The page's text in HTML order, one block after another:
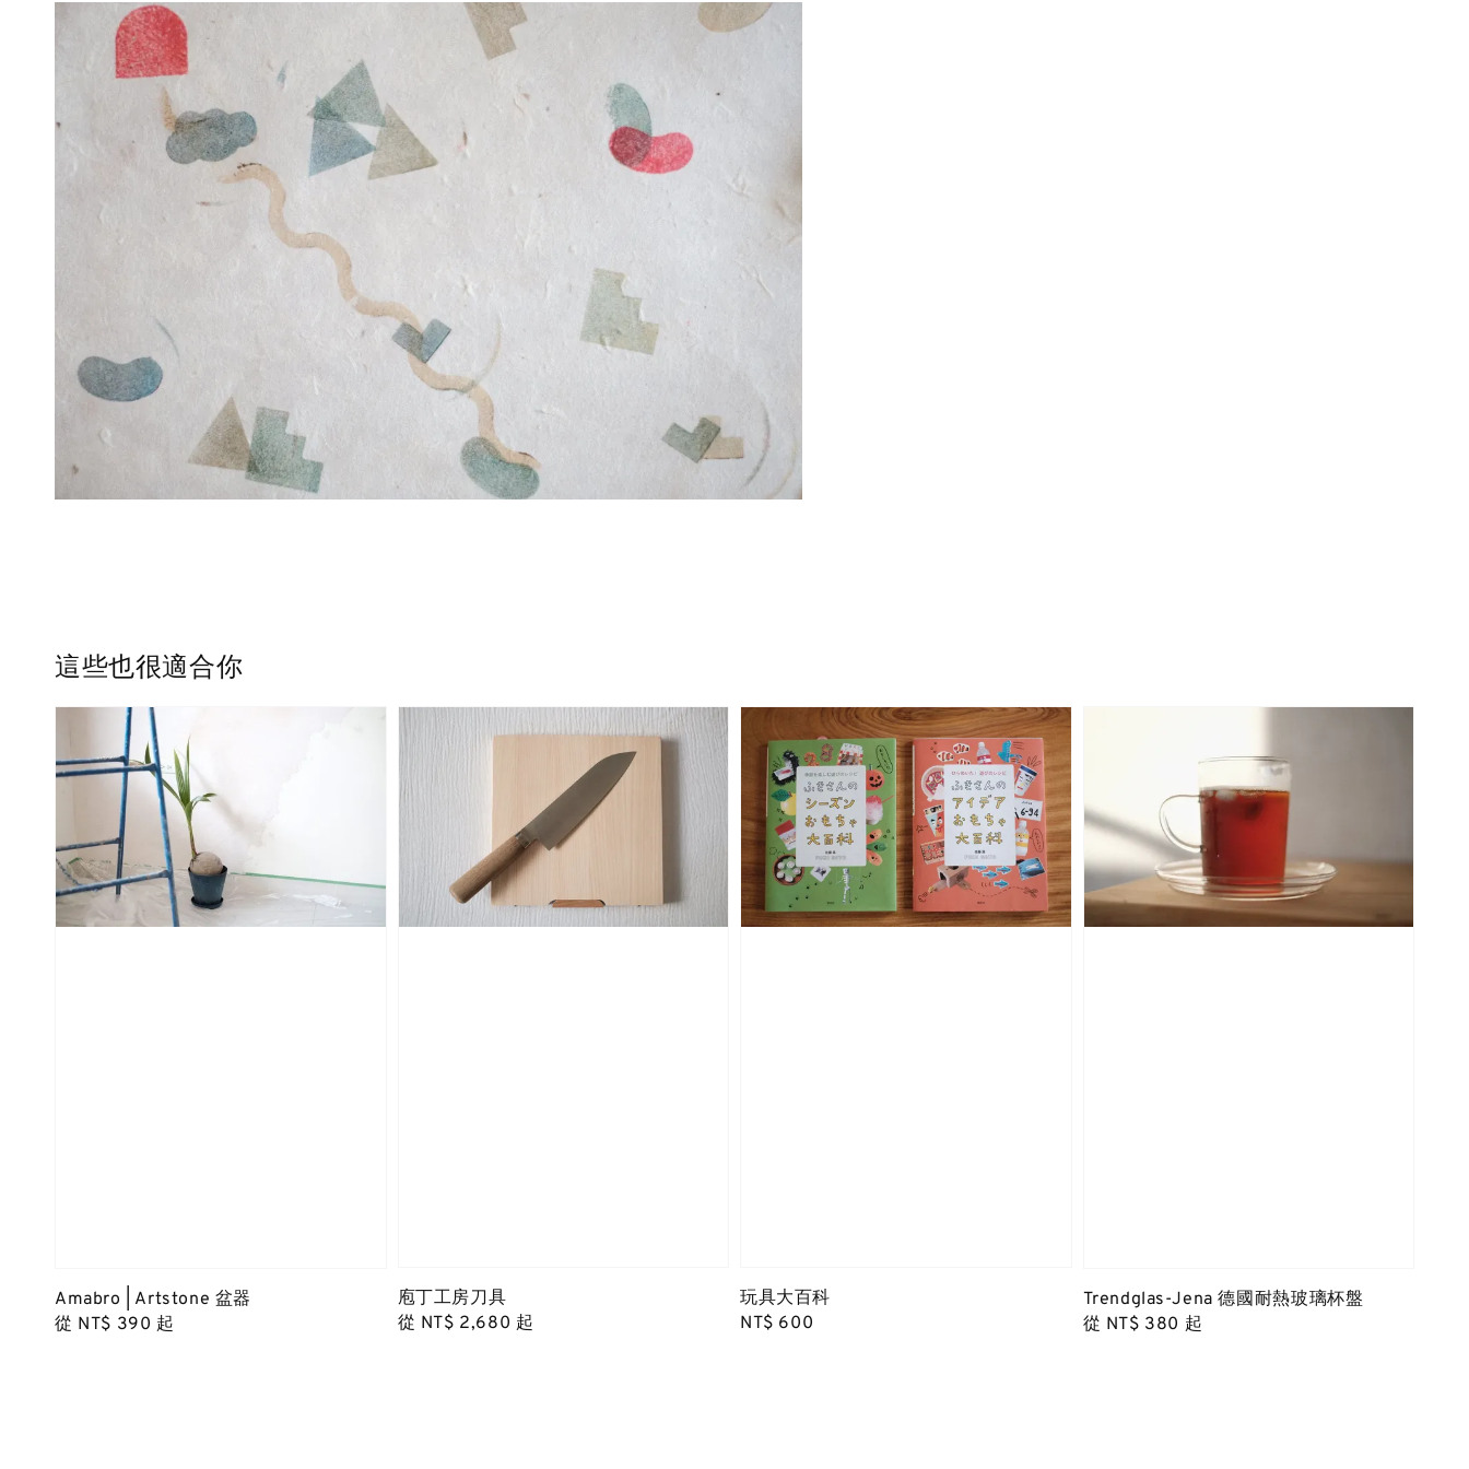
這些也很適合你
Amabro | Artstone 盆器
Regular
從 NT$ 390 起
庖丁工房刀具
Regular
從 NT$ 2,680 起
玩具大百科
Regular
NT$ 600
Trendglas-Jena 德國耐熱玻璃杯盤
Regular
從 NT$ 380 起